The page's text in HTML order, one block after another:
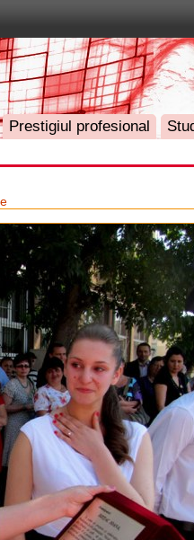
Prestigiul profesional